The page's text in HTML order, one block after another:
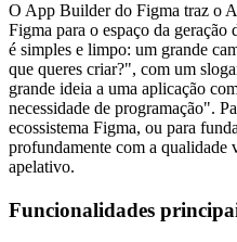
O App Builder do Figma traz o
Figma para o espaço da geração
é simples e limpo: um grande
que queres criar?", com um
grande ideia a uma aplicação
necessidade de programação".
ecossistema Figma, ou para
profundamente com a qualidade
apelativo.
Funcionalidades